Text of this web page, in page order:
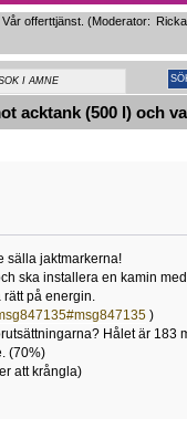
offerttjänst. (Moderator:
acktank (500 l) och
sälla jaktmarkerna!
ska installera en kamin
på energin.
)
Hålet är 183
(70%)
att krångla)